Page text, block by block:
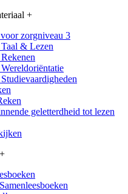
+
zorgniveau 3
& Lezen
geletterdheid tot lezen
+